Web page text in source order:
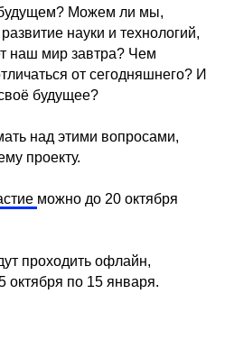
Можем ли мы,
науки и технологий,
наш мир завтра? Чем
от сегодняшнего? И
будущее?
над этими вопросами,
проекту.
можно до 20 октября
проходить офлайн,
по 15 января.